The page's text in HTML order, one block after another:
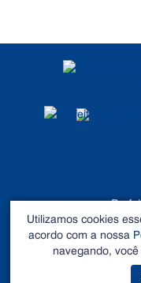
©2026 -
Endereço: Rua
Mateus – ES
Utilizamos cookies
acordo com a nossa
navegando,